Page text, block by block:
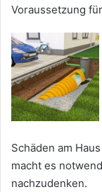
Voraussetzung
Schäden am
macht es
nachzudenken.